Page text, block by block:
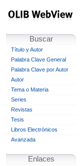
Buscar
Título y Autor
Palabra Clave General
Palabra Clave por Autor
Autor
Tema o Materia
Series
Revistas
Tesis
Libros Electrónicos
Avanzada
Enlaces